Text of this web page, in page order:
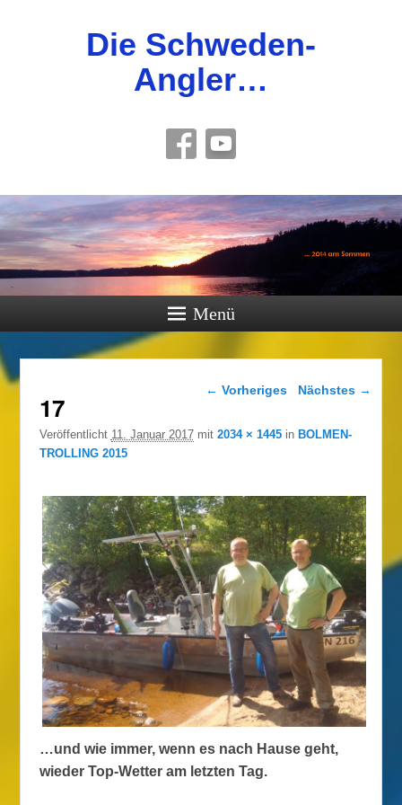
Die Schweden-
Angler…
Menü
Bilder-Navigation
← Vorheriges Nächstes →
17
Veröffentlicht 11. Januar 2017mit 2034 × 1445in BOLMEN-
TROLLING 2015
…und wie immer, wenn es nach Hause geht,
wieder Top-Wetter am letzten Tag.